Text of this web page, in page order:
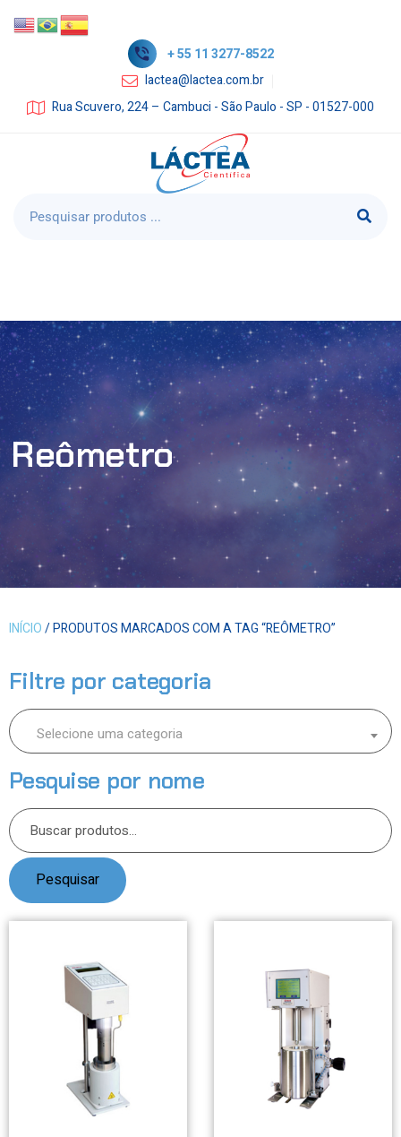
+ 55 11 3277-8522
lactea@lactea.com.br
Rua Scuvero, 224 – Cambuci - São Paulo - SP - 01527-000
Reômetro
INÍCIO/ PRODUTOS MARCADOS COM A TAG “REÔMETRO”
Filtre por categoria
Selecione uma categoria
Pesquise por nome
Pesquisar